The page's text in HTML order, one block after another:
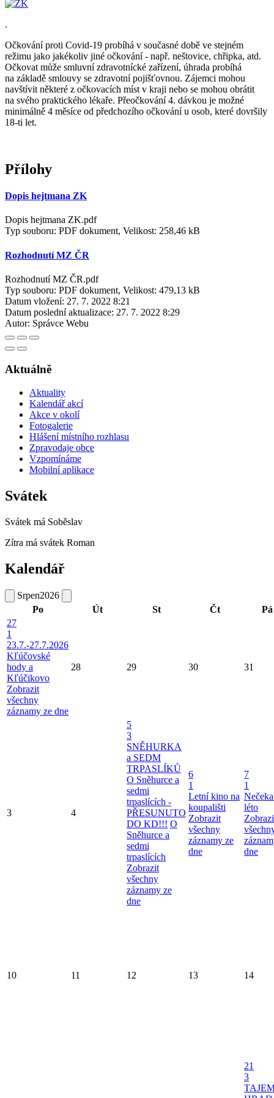
.
Očkování proti Covid-19 probíhá v současné době ve stejném
režimu jako jakékoliv jiné očkování - např. neštovice, chřipka, atd.
Očkovat může smluvní zdravotnícké zařízení, úhrada probíhá
na základě smlouvy se zdravotní pojišťovnou. Zájemci mohou
navštívit některé z očkovacích míst v kraji nebo se mohou obrátit
na svého praktického lékaře. Přeočkování 4. dávkou je možné
minimálně 4 měsíce od předchozího očkování u osob, které dovršily
18-ti let.
Přílohy
Dopis hejtmana ZK
Dopis hejtmana ZK.pdf
Typ souboru: PDF dokument, Velikost: 258,46 kB
Rozhodnutí MZ ČR
Rozhodnutí MZ ČR.pdf
Typ souboru: PDF dokument, Velikost: 479,13 kB
Datum vložení: 27. 7. 2022 8:21
Datum poslední aktualizace: 27. 7. 2022 8:29
Autor: Správce Webu
Aktuálně
Aktuality
Kalendář akcí
Akce v okolí
Fotogalerie
Hlášení místního rozhlasu
Zpravodaje obce
Vzpomínáme
Mobilní aplikace
Svátek
Svátek má Soběslav
Zítra má svátek Roman
Kalendář
Srpen2026
Po
Út St Čt
Pá
27
1
23.7.-27.7.2026
Kľúčovské
hody a
Kľúčikovo
Zobrazit
všechny
záznamy ze dne
28 29 30 31
3 4
5
3
SNĚHURKA
a SEDM
TRPASLÍKŮ
O Sněhurce a
sedmi
trpaslících -
PŘESUNUTO
DO KD!!! O
Sněhurce a
sedmi
trpaslících
Zobrazit
všechny
záznamy ze
dne
6
1
Letní kino na
koupališti
Zobrazit
všechny
záznamy ze
dne
7
1
léto
dne
10 11 12 13 14
21
3